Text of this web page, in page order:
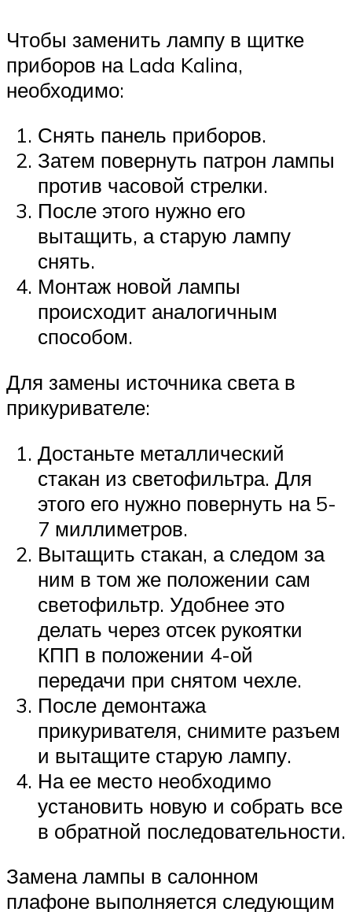
Чтобы заменить лампу в щитке
приборов на Lada Kalina,
необходимо:
Снять панель приборов.
Затем повернуть патрон лампы
против часовой стрелки.
После этого нужно его
вытащить, а старую лампу
снять.
Монтаж новой лампы
происходит аналогичным
способом.
Для замены источника света в
прикуривателе:
Достаньте металлический
стакан из светофильтра. Для
этого его нужно повернуть на 5-
7 миллиметров.
Вытащить стакан, а следом за
ним в том же положении сам
светофильтр. Удобнее это
делать через отсек рукоятки
КПП в положении 4-ой
передачи при снятом чехле.
После демонтажа
прикуривателя, снимите разъем
и вытащите старую лампу.
На ее место необходимо
установить новую и собрать все
в обратной последовательности.
Замена лампы в салонном
плафоне выполняется следующим